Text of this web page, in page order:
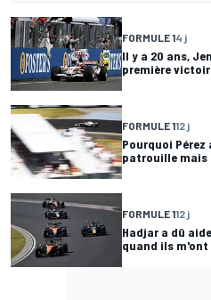
FORMULE 14 j
Il y a 20 ans,
première
FORMULE 112 j
Pourquoi Pérez
patrouille mais
FORMULE 112 j
Hadjar a dû
quand ils